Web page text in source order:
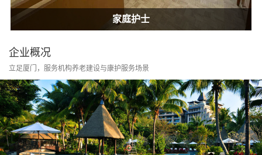
居家康护
家庭护士
居家康护
家庭护士
企业概况
立足厦门，服务机构养老建设与康护服务场景